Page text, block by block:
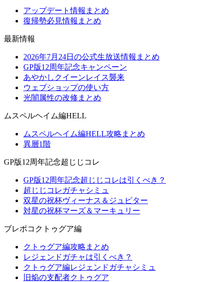
アップデート情報まとめ
復帰勢必見情報まとめ
最新情報
2026年7月24日の公式生放送情報まとめ
GP版12周年記念キャンペーン
あやかしクイーンレイス襲来
ウェブショップの使い方
光闇属性の改修まとめ
ムスペルヘイム編HELL
ムスペルヘイム編HELL攻略まとめ
異層1階
GP版12周年記念超じじコレ
GP版12周年記念超じじコレは引くべき？
超じじコレガチャシミュ
双星の祝杯ヴィーナス＆ジュピター
対星の祝杯マーズ＆マーキュリー
ブレポコクトゥグア編
クトゥグア編攻略まとめ
レジェンドガチャは引くべき？
クトゥグア編レジェンドガチャシミュ
旧焔の支配者クトゥグア